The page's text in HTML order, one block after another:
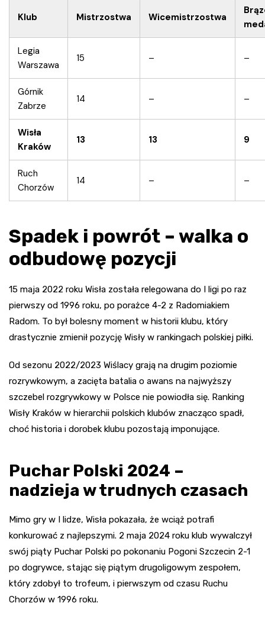
Klub Mistrzostwa Wicemistrzostwa
Legia
Warszawa
15 – –
Górnik
Zabrze
14 – –
Wisła
Kraków
13 13 9
Ruch
Chorzów
14 – –
Spadek i powrót – walka o
odbudowę pozycji
15 maja 2022 roku Wisła została relegowana do I ligi po raz
pierwszy od 1996 roku, po porażce 4-2 z Radomiakiem
Radom. To był bolesny moment w historii klubu, który
drastycznie zmienił pozycję Wisły w rankingach polskiej piłki.
Od sezonu 2022/2023 Wiślacy grają na drugim poziomie
rozrywkowym, a zacięta batalia o awans na najwyższy
szczebel rozgrywkowy w Polsce nie powiodła się. Ranking
Wisły Kraków w hierarchii polskich klubów znacząco spadł,
choć historia i dorobek klubu pozostają imponujące.
Puchar Polski 2024 –
nadzieja w trudnych czasach
Mimo gry w I lidze, Wisła pokazała, że wciąż potrafi
konkurować z najlepszymi. 2 maja 2024 roku klub wywalczył
swój piąty Puchar Polski po pokonaniu Pogoni Szczecin 2-1
po dogrywce, stając się piątym drugoligowym zespołem,
który zdobył to trofeum, i pierwszym od czasu Ruchu
Chorzów w 1996 roku.